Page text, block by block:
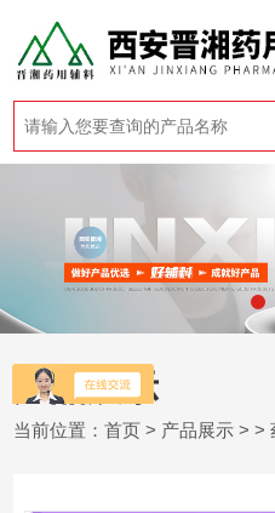
产品展示
当前位置：首页 > 产品展示 > >